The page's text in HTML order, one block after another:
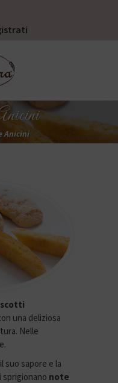
Anicini
una deliziosa
Nelle
suo sapore e la
sprigionano note